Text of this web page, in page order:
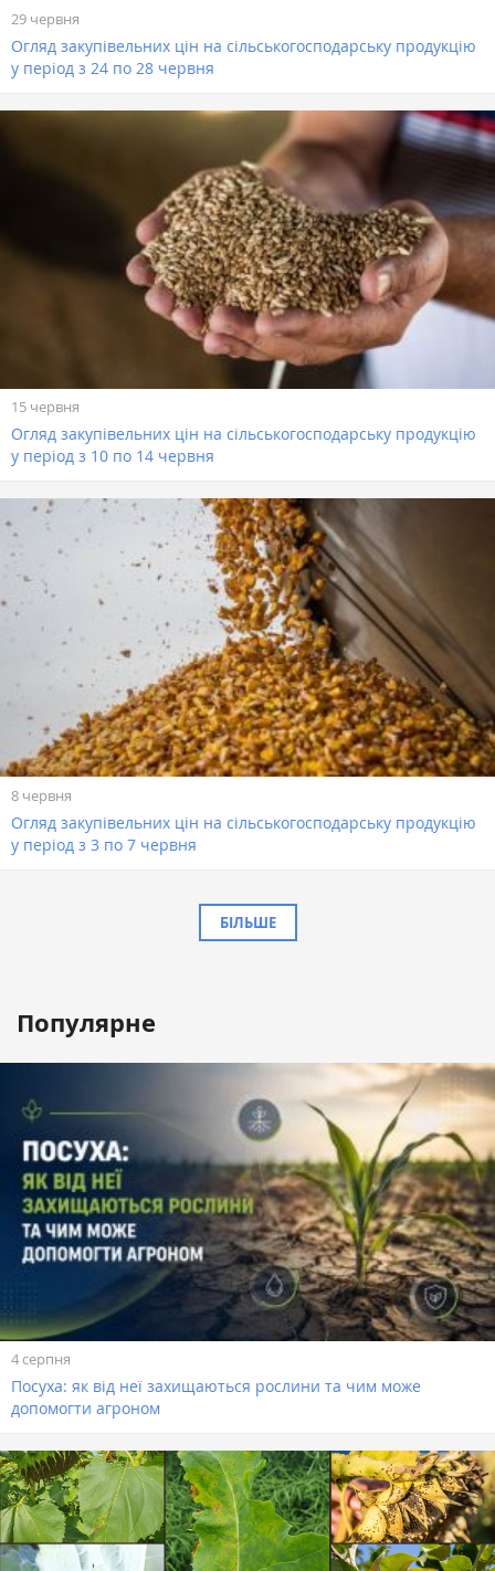
29 червня
Огляд закупівельних цін на сільськогосподарську продукцію
у період з 24 по 28 червня
15 червня
Огляд закупівельних цін на сільськогосподарську продукцію
у період з 10 по 14 червня
8 червня
Огляд закупівельних цін на сільськогосподарську продукцію
у період з 3 по 7 червня
БІЛЬШЕ
Популярне
4 серпня
Посуха: як від неї захищаються рослини та чим може
допомогти агроном